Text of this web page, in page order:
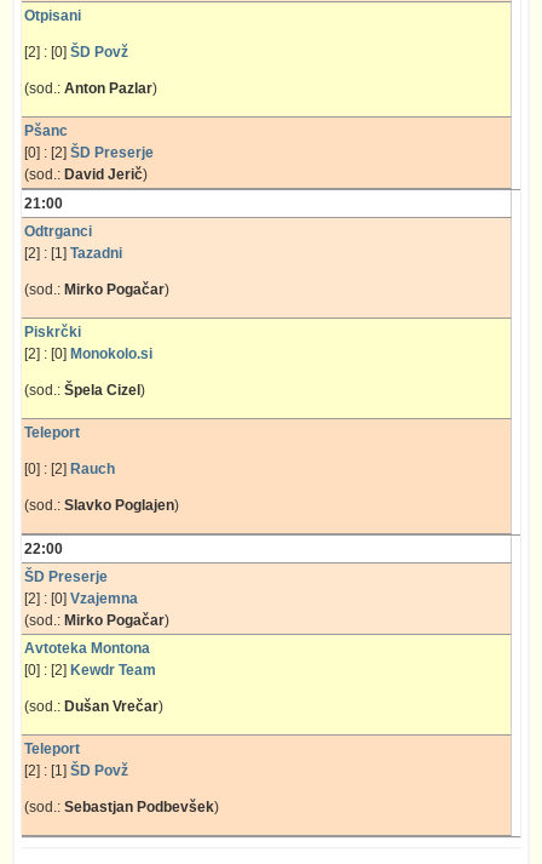
Otpisani
[2] : [0] ŠD Povž
(sod.: Anton Pazlar)
Pšanc
[0] : [2] ŠD Preserje
(sod.: David Jerič)
21:00
Odtrganci
[2] : [1] Tazadni
(sod.: Mirko Pogačar)
Piskrčki
[2] : [0] Monokolo.si
(sod.: Špela Cizel )
Teleport
[0] : [2] Rauch
(sod.: Slavko Poglajen)
22:00
ŠD Preserje
[2] : [0] Vzajemna
(sod.: Mirko Pogačar)
Avtoteka Montona
[0] : [2] Kewdr Team
(sod.: Dušan Vrečar)
Teleport
[2] : [1] ŠD Povž
(sod.: Sebastjan Podbevšek)